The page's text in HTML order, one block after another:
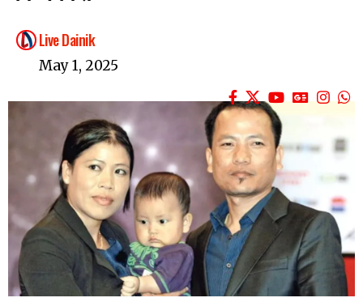
Live Dainik
May 1, 2025